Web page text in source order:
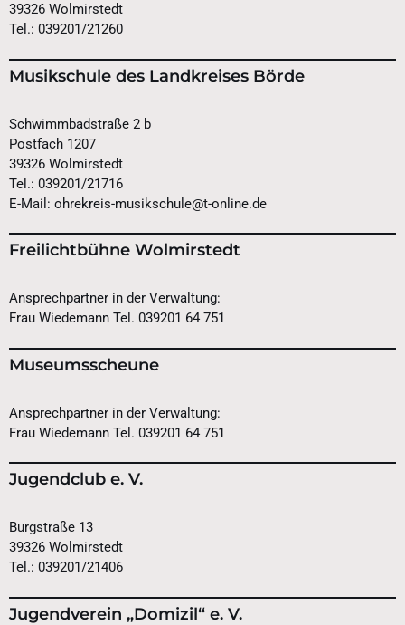
39326 Wolmirstedt
Tel.: 039201/21260
Musikschule des Landkreises Börde
Schwimmbadstraße 2 b
Postfach 1207
39326 Wolmirstedt
Tel.: 039201/21716
E-Mail: ohrekreis-musikschule@t-online.de
Freilichtbühne Wolmirstedt
Ansprechpartner in der Verwaltung:
Frau Wiedemann Tel. 039201 64 751
Museumsscheune
Ansprechpartner in der Verwaltung:
Frau Wiedemann Tel. 039201 64 751
Jugendclub e. V.
Burgstraße 13
39326 Wolmirstedt
Tel.: 039201/21406
Jugendverein „Domizil“ e. V.